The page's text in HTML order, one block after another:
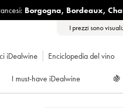
Borgogna, Bordeaux,
I prezzi sono
iDealwine Enciclopedia del vino
I must-have iDealwine 🍇